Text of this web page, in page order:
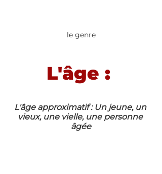
le genre
L'âge :
L'âge approximatif : Un jeune, un
vieux, une vielle, une personne
âgée